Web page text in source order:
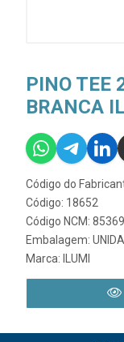
PINO TEE
BRANCA
Código do
Código: 18652
Código NCM:
Embalagem:
Marca:
ILUMI